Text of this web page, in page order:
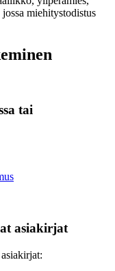
miehitystodistus
tai
asiakirjat